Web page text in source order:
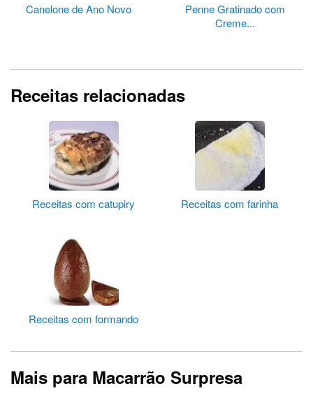
Canelone de Ano Novo
Penne Gratinado com
Creme...
Receitas relacionadas
Receitas com catupiry Receitas com farinha
Receitas com formando
Mais para Macarrão Surpresa